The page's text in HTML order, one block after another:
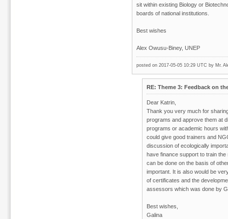
sit within existing Biology or
boards of national institutions.
Best wishes
Alex Owusu-Biney, UNEP
posted on 2017-05-05 10:29 UTC by Mr.
RE: Theme 3: Feedback on
Dear Katrin,
Thank you very much for
programs and approve them at
programs or academic hours
could give good trainers and
discussion of ecologically
have finance support to train
can be done on the basis of
important. It is also would be
of certificates and the
assessors which was done by
Best wishes,
Galina